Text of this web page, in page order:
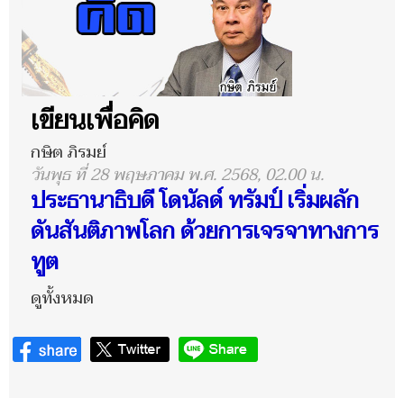
เขียนเพื่อคิด
กษิต ภิรมย์
วันพุธ ที่ 28 พฤษภาคม พ.ศ. 2568, 02.00 น.
ประธานาธิบดี โดนัลด์ ทรัมป์ เริ่มผลัก
ดันสันติภาพโลก ด้วยการเจรจาทางการ
ทูต
ดูทั้งหมด